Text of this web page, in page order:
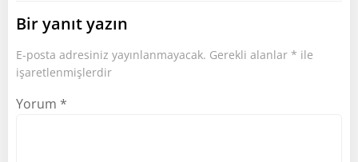
Bir yanıt yazın
E-posta adresiniz yayınlanmayacak. Gerekli alanlar * ile
işaretlenmişlerdir
Yorum *